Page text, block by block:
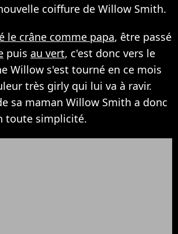
coiffure de Willow Smith.
le crâne comme papa, être passé
puis au vert, c'est donc vers le
Willow s'est tourné en ce mois
très girly qui lui va à ravir.
sa maman Willow Smith a donc
toute simplicité.